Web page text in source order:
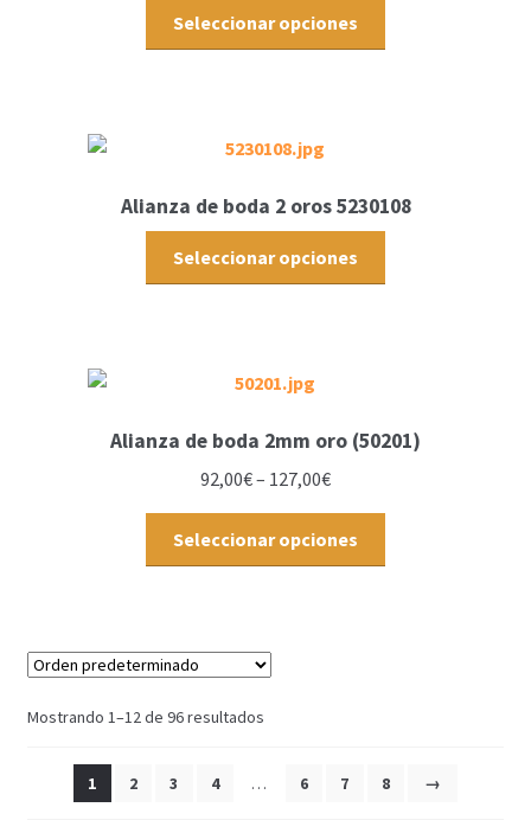
Seleccionar opciones
Alianza de boda 2 oros 5230108
Seleccionar opciones
Alianza de boda 2mm oro (50201)
92,00€– 127,00€
Seleccionar opciones
Mostrando 1–12 de 96 resultados
1 2 3 4 … 6 7 8 →